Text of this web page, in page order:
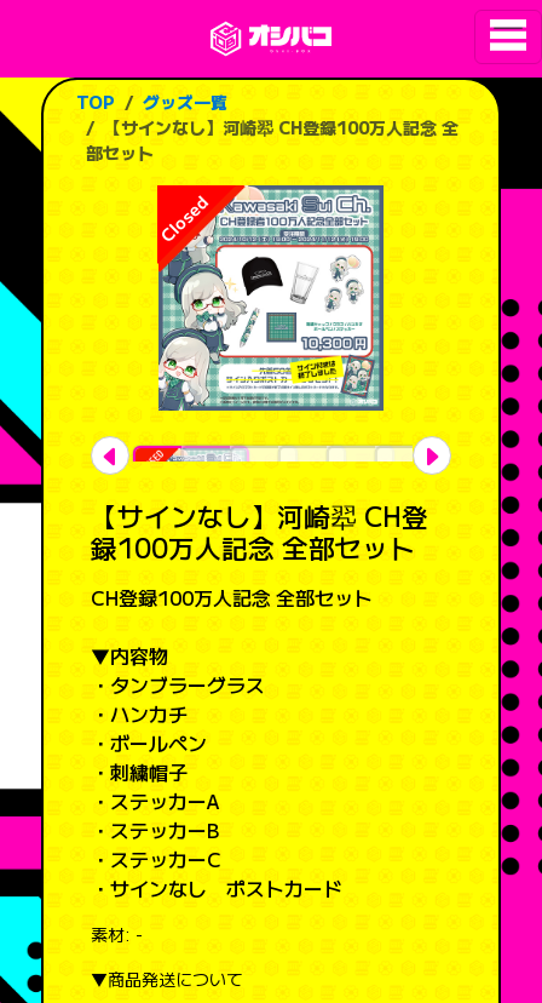
TOP
グッズ一覧
【サインなし】河崎翆 CH登録100万人記念 全
部セット
【サインなし】河崎翆 CH登
録100万人記念 全部セット
CH登録100万人記念 全部セット
▼内容物
・タンブラーグラス
・ハンカチ
・ボールペン
・刺繍帽子
・ステッカーA
・ステッカーB
・ステッカーC
・サインなし ポストカード
素材: -
▼商品発送について